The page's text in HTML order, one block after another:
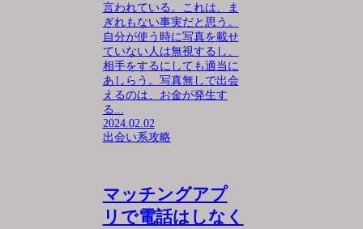
言われている。これは、ま
ぎれもない事実だと思う。
自分が使う時に写真を載せ
ていない人は無視するし、
相手をするにしても適当に
あしらう。写真無しで出会
えるのは、お金が発生す
る...
2024.02.02
出会い系攻略
マッチングアプ
リで電話はしなく